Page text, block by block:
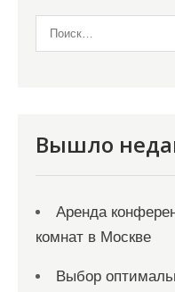
м
Вышло
Аренда
комнат в Москве
Выбор